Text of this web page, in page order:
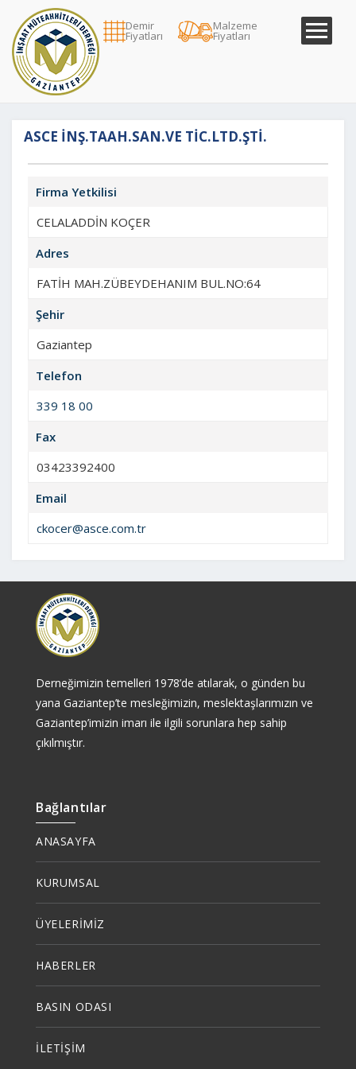
Demir
Fiyatları
Malzeme
Fiyatları
ASCE İNŞ.TAAH.SAN.VE TİC.LTD.ŞTİ.
Firma Yetkilisi
CELALADDİN KOÇER
Adres
FATİH MAH.ZÜBEYDEHANIM BUL.NO:64
Şehir
Gaziantep
Telefon
339 18 00
Fax
03423392400
Email
ckocer@asce.com.tr
Derneğimizin temelleri 1978’de atılarak, o günden bu
yana Gaziantep’te mesleğimizin, meslektaşlarımızın ve
Gaziantep’imizin imarı ile ilgili sorunlara hep sahip
çıkılmıştır.
Bağlantılar
ANASAYFA
KURUMSAL
ÜYELERİMİZ
HABERLER
BASIN ODASI
İLETİŞİM